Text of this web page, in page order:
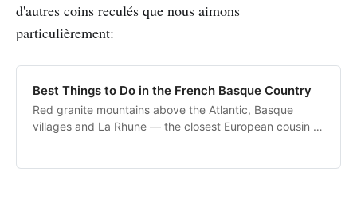
d'autres coins reculés que nous aimons
particulièrement:
Best Things to Do in the French Basque Country
Red granite mountains above the Atlantic, Basque
villages and La Rhune — the closest European cousin to